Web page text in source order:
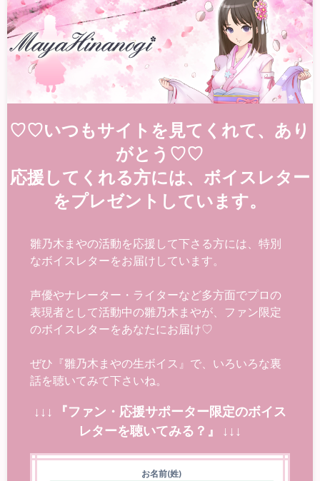
♡♡いつもサイトを見てくれて、あり
がとう♡♡
応援してくれる方には、ボイスレター
をプレゼントしています。
雛乃木まやの活動を応援して下さる方には、特別
なボイスレターをお届けしています。
声優やナレーター・ライターなど多方面でプロの
表現者として活動中の雛乃木まやが、ファン限定
のボイスレターをあなたにお届け♡
ぜひ『雛乃木まやの生ボイス』で、いろいろな裏
話を聴いてみて下さいね。
↓↓↓ 『ファン・応援サポーター限定のボイス
レターを聴いてみる？』 ↓↓↓
お名前(姓)